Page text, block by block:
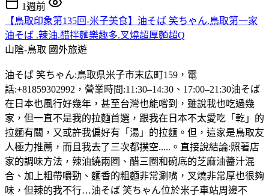
1週前
【鳥取印象第135回-米子美食】油そば 笑ちゃん.鳥取第一家
油そば .辣油.醋拌麵樂趣多.叉燒超厚麵超Q
山陰-鳥取 國外旅遊
油そば 笑ちゃん:鳥取県米子市末広町159，電
話:+81859302992，營業時間:11:30–14:30、17:00–21:30油そば
在日本也風行好幾年，甚至台灣也能嚐到，雖說我也吃過幾
家，但一直不是我的拉麵首選，跟我在日本不太愛吃「乾」的
拉麵有關，又或許我偏好有「湯」的拉麵。但，這家是鳥取友
人極力推薦，而且我去了三次都撲空.....。直接說結論:照著店
家的調味方法，辣油繞兩圈、醋三圈和碗底的芝麻油醬汁混
合、加上粗帶嚼勁、麵香的粗麵非常涮嘴，叉燒非常厚也很夠
味，但辣的我不行…油そば 笑ちゃん位於米子車站周邊不